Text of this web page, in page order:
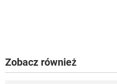
Zobacz również